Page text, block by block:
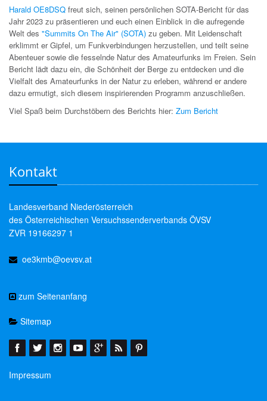
Harald OE8DSQ freut sich, seinen persönlichen SOTA-Bericht für das
Jahr 2023 zu präsentieren und euch einen Einblick in die aufregende
Welt des "Summits On The Air" (SOTA) zu geben. Mit Leidenschaft
erklimmt er Gipfel, um Funkverbindungen herzustellen, und teilt seine
Abenteuer sowie die fesselnde Natur des Amateurfunks im Freien. Sein
Bericht lädt dazu ein, die Schönheit der Berge zu entdecken und die
Vielfalt des Amateurfunks in der Natur zu erleben, während er andere
dazu ermutigt, sich diesem inspirierenden Programm anzuschließen.
Viel Spaß beim Durchstöbern des Berichts hier: Zum Bericht
Kontakt
Landesverband Niederösterreich
des Österreichischen Versuchssenderverbands ÖVSV
ZVR 19166297 1
oe3kmb@oevsv.at
zum Seitenanfang
Sitemap
Impressum